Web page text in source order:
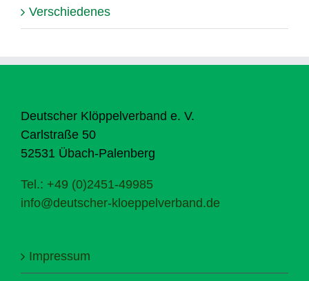
Verschiedenes
Deutscher Klöppelverband e. V.
Carlstraße 50
52531 Übach-Palenberg
Tel.: +49 (0)2451-49985
info@deutscher-kloeppelverband.de
Impressum